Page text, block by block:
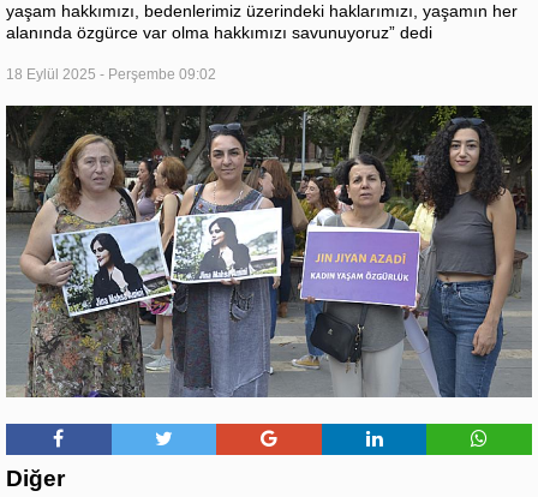
yaşam hakkımızı, bedenlerimiz üzerindeki haklarımızı, yaşamın her
alanında özgürce var olma hakkımızı savunuyoruz” dedi
18 Eylül 2025 - Perşembe 09:02
Diğer